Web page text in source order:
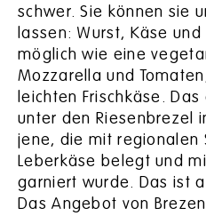
schwer. Sie können sie
lassen: Wurst, Käse
möglich wie eine
Mozzarella und
leichten Frischkäse.
unter den Riesenbrezel
jene, die mit regionalen
Leberkäse belegt und
garniert wurde. Das ist
Das Angebot von